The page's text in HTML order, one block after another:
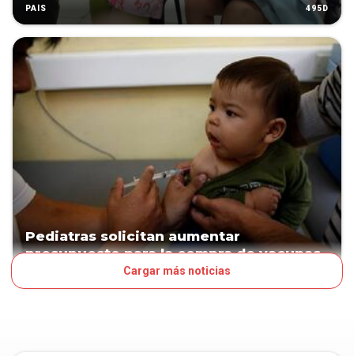
PAÍS 495D
Pediatras solicitan aumentar
presupuesto para la compra de vacunas
Cargar más noticias